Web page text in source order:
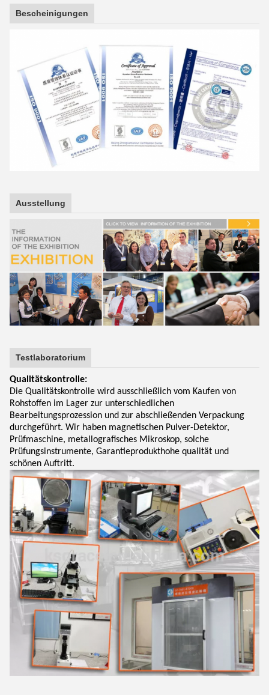
Bescheinigungen
Ausstellung
Testlaboratorium
Qualitätskontrolle:
Die Qualitätskontrolle wird ausschließlich vom Kaufen von
Rohstoffen im Lager zur unterschiedlichen
Bearbeitungsprozession und zur abschließenden Verpackung
durchgeführt. Wir haben magnetischen Pulver-Detektor,
Prüfmaschine, metallografisches Mikroskop, solche
Prüfungsinstrumente, Garantieprodukthohe qualität und
schönen Auftritt.